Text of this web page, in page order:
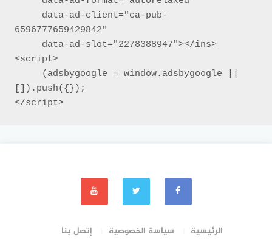
6596777659429842"
<script>
[]).push({});
</script>
الرئيسية سياسة الخصوصية إتصل بنا